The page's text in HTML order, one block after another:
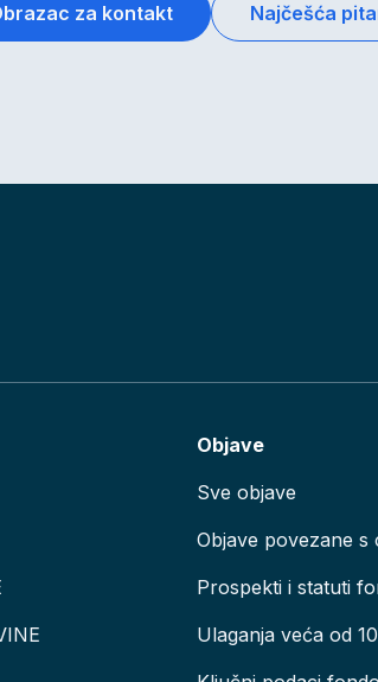
za kontakt Najčešća
Objave
Sve objave
Objave povezane s
Prospekti i statuti
Ulaganja veća od